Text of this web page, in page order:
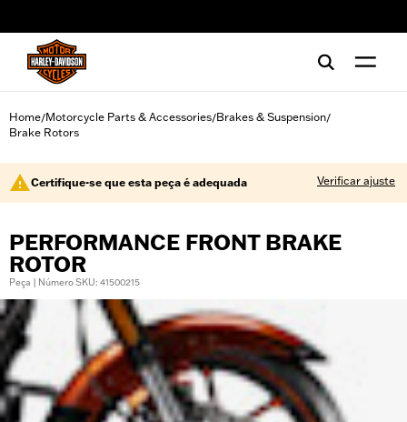
Home/Motorcycle Parts & Accessories/Brakes & Suspension/
Brake Rotors
Certifique-se que esta peça é adequada Verificar ajuste
PERFORMANCE FRONT BRAKE
ROTOR
Peça | Número SKU: 41500215